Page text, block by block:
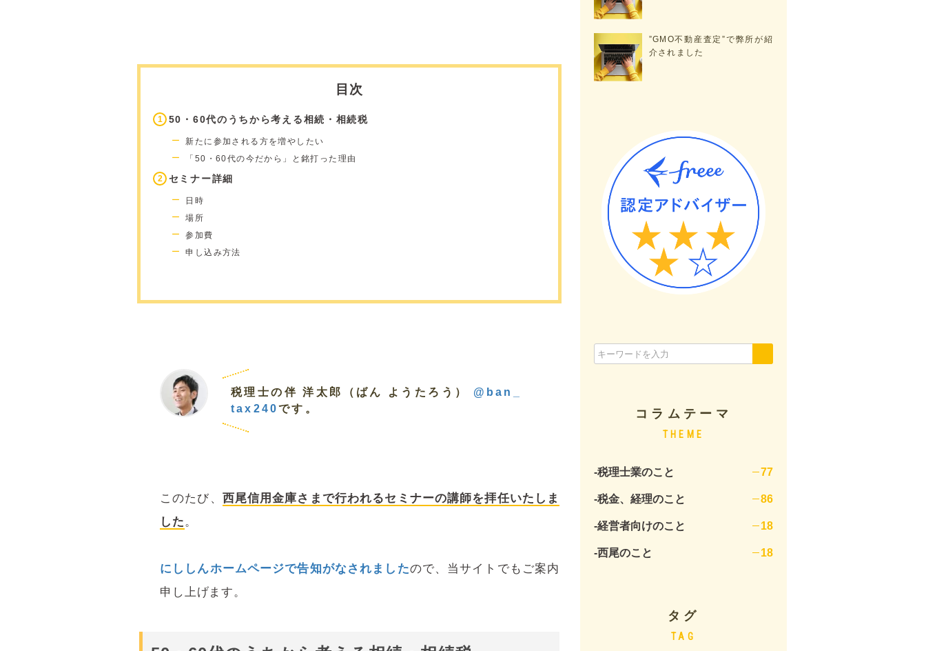
目次
50・60代のうちから考える相続・相続税
新たに参加される方を増やしたい
「50・60代の今だから」と銘打った理由
セミナー詳細
日時
場所
参加費
申し込み方法
税理士の伴 洋太郎（ばん ようたろう） @ban_
tax240です。
このたび、 西尾信用金庫さまで行われるセミナーの講師を拝任いたしま
した。
にししんホームページで告知がなされましたので、当サイトでもご案内
申し上げます。
”GMO不動産査定”で弊所が紹
介されました
コラムテーマ
THEME
-税理士業のこと 77
-税金、経理のこと 86
-経営者向けのこと 18
-西尾のこと 18
タグ
TAG